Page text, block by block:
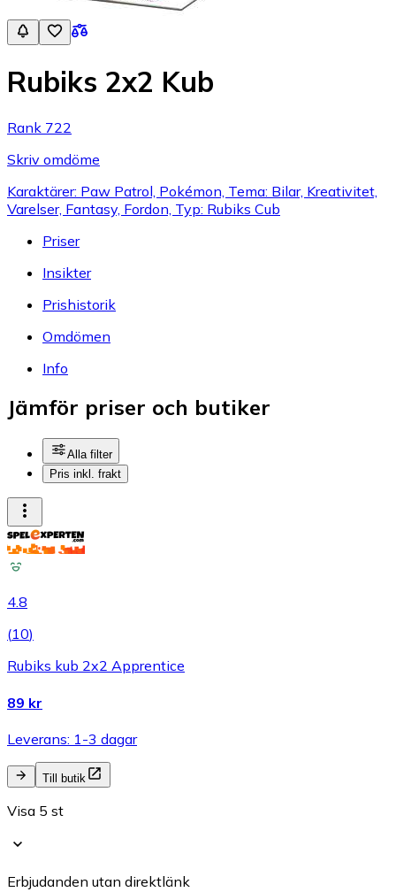
Rubiks 2x2 Kub
Rank 722
Skriv omdöme
Karaktärer: Paw Patrol, Pokémon, Tema: Bilar, Kreativitet,
Varelser, Fantasy, Fordon, Typ: Rubiks Cub
Priser
Insikter
Prishistorik
Omdömen
Info
Jämför priser och butiker
Alla filter
Pris inkl. frakt
4.8
(10)
Rubiks kub 2x2 Apprentice
89 kr
Leverans: 1-3 dagar
Till butik
Visa 5 st
Erbjudanden utan direktlänk